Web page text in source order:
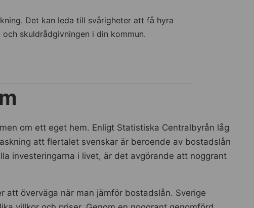
Det kan leda till svårigheter att få hyra
skuldrådgivningen i din kommun.
om ett eget hem. Enligt Statistiska Centralbyrån låg
att flertalet svenskar är beroende av bostadslån
investeringarna i livet, är det avgörande att noggrant
överväga när man jämför bostadslån. Sverige